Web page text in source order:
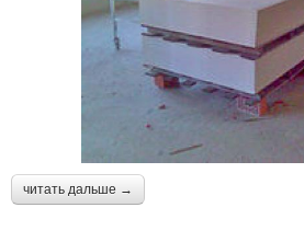
читать дальше →